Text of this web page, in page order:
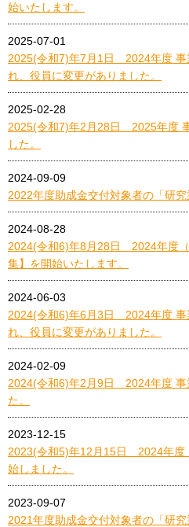
始いたします。
2025-07-01
2025(令和7)年7月1日 2024年度 事
れ、役員に変更がありました。
2025-02-28
2025(令和7)年2月28日 2025年度
した。
2024-09-09
2022年度助成金交付対象者の「研究
2024-08-28
2024(令和6)年8月28日 2024年度
集】を開始いたします。
2024-06-03
2024(令和6)年6月3日 2024年度 事
れ、役員に変更がありました。
2024-02-09
2024(令和6)年2月9日 2024年度 事
た。
2023-12-15
2023(令和5)年12月15日 2024年度
始しました。
2023-09-07
2021年度助成金交付対象者の「研究